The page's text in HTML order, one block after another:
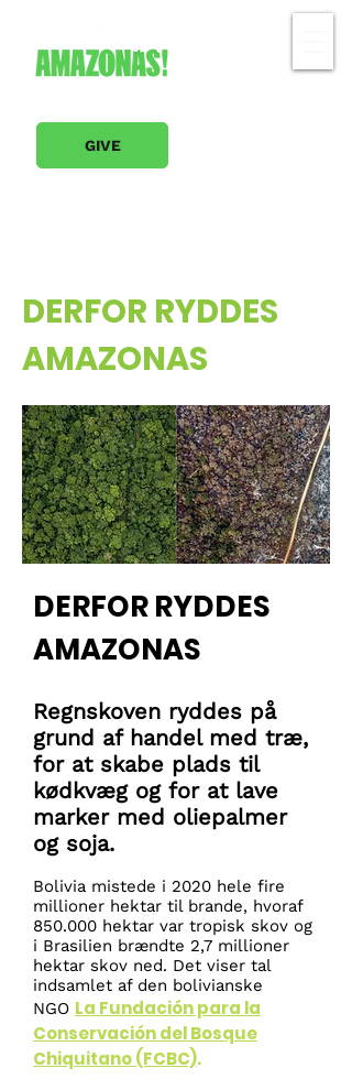
GIVE
DERFOR RYDDES
AMAZONAS
DERFOR RYDDES
AMAZONAS
Regnskoven ryddes på
grund af handel med træ,
for at skabe plads til
kødkvæg og for at lave
marker med oliepalmer
og soja.
Bolivia mistede i 2020 hele fire
millioner hektar til brande, hvoraf
850.000 hektar var tropisk skov og
i Brasilien brændte 2,7 millioner
hektar skov ned. Det viser tal
indsamlet af den bolivianske
NGO La Fundación para la
Conservación del Bosque
Chiquitano (FCBC).